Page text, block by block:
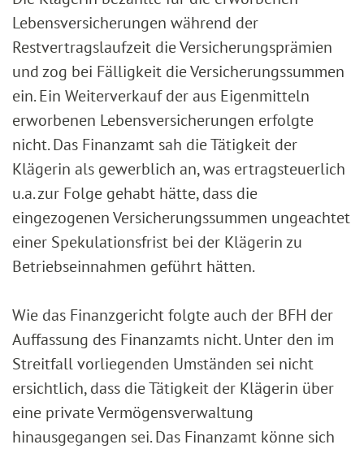
Lebensversicherungen während der
Restvertragslaufzeit die Versicherungsprämien
und zog bei Fälligkeit die Versicherungssummen
ein. Ein Weiterverkauf der aus Eigenmitteln
erworbenen Lebensversicherungen erfolgte
nicht. Das Finanzamt sah die Tätigkeit der
Klägerin als gewerblich an, was ertragsteuerlich
u.a. zur Folge gehabt hätte, dass die
eingezogenen Versicherungssummen ungeachtet
einer Spekulationsfrist bei der Klägerin zu
Betriebseinnahmen geführt hätten.
Wie das Finanzgericht folgte auch der BFH der
Auffassung des Finanzamts nicht. Unter den im
Streitfall vorliegenden Umständen sei nicht
ersichtlich, dass die Tätigkeit der Klägerin über
eine private Vermögensverwaltung
hinausgegangen sei. Das Finanzamt könne sich